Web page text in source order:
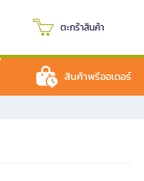
ตะกร้าสินค้า
สินค้าพรีออเดอร์